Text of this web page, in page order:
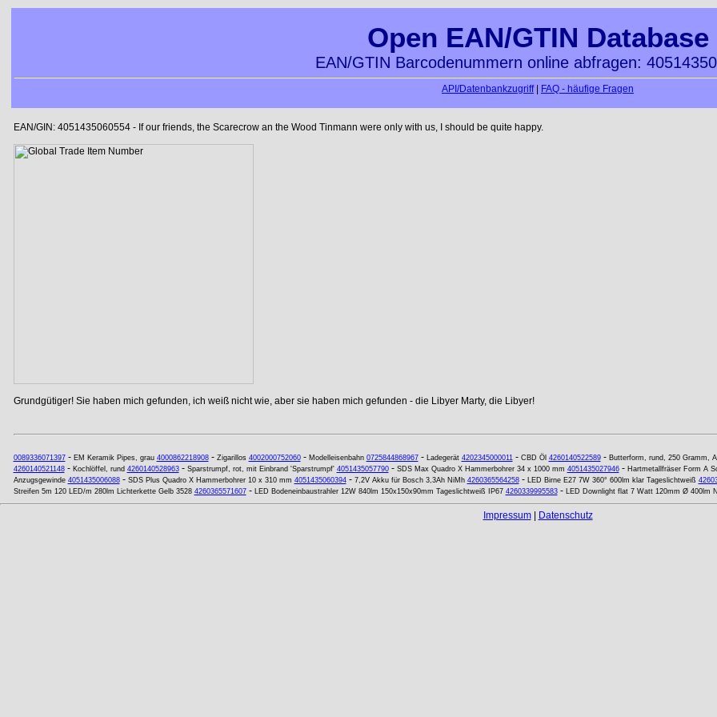
Open EAN/GTIN Database
EAN/GTIN Barcodenummern online abfragen:
API/Datenbankzugriff| FAQ - häufige Fragen
EAN/GIN: 4051435060554 - If our friends, the Scarecrow an the Wood Tinmann were only with us, I should be quite happy.
Grundgütiger! Sie haben mich gefunden, ich weiß nicht wie, aber sie haben mich gefunden - die Libyer Marty, die Libyer!
0089336071397- EM Keramik Pipes, grau 4000862218908- Zigarillos 4002000752060- Modelleisenbahn 0725844868967- Ladegerät 4202345000011- CBD Öl 4260140522589- Butterform, rund, 250 Gramm,
4260140521148- Kochlöffel, rund 4260140528963- Sparstrumpf, rot, mit Einbrand 'Sparstrumpf' 4051435057790- SDS Max Quadro X Hammerbohrer 34 x 1000 mm 4051435027946- Hartmetallfräser Form A
Anzugsgewinde 4051435006088- SDS Plus Quadro X Hammerbohrer 10 x 310 mm 4051435060394- 7,2V Akku für Bosch 3,3Ah NiMh 4260365564258- LED Birne E27 7W 360° 600lm klar Tageslichtweiß
Streifen 5m 120 LED/m 280lm Lichterkette Gelb 3528 4260365571607- LED Bodeneinbaustrahler 12W 840lm 150x150x90mm Tageslichtweiß IP67 4260339995583- LED Downlight flat 7 Watt 120mm Ø 400lm
Impressum| Datenschutz